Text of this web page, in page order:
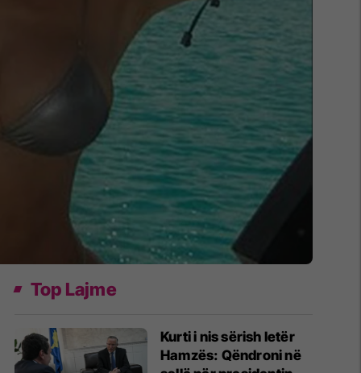
Top Lajme
​Kurti i nis sërish letër
Hamzës: Qëndroni në